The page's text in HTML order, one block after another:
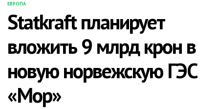
ОПУБЛИКОВАНО
ЕВРОПА
Statkraft планирует
вложить 9 млрд крон в
новую норвежскую ГЭС
«Мор»